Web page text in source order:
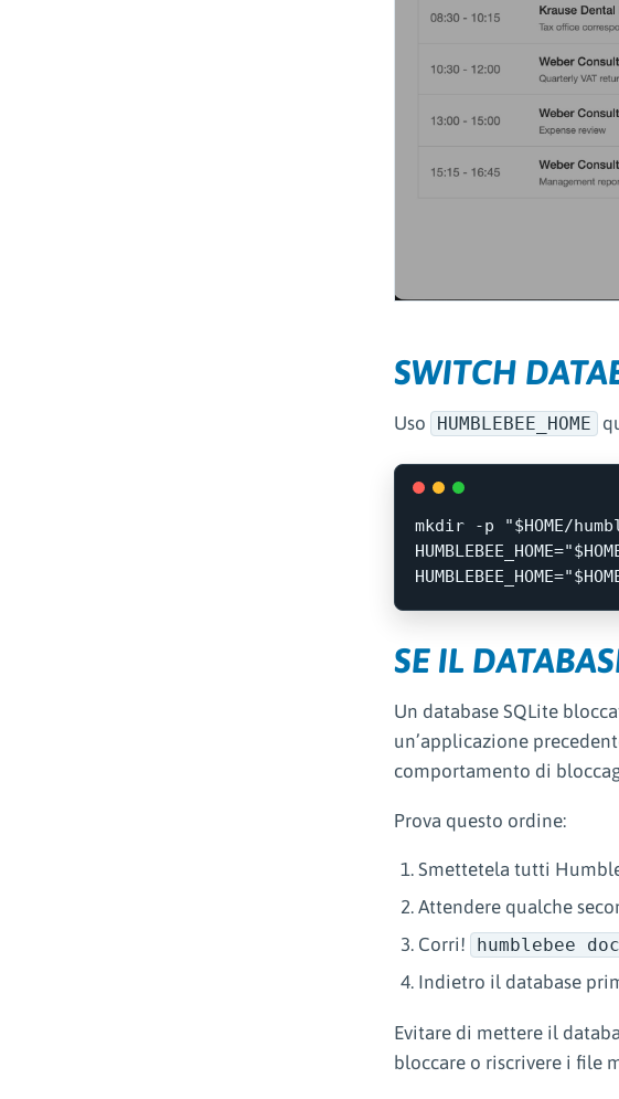
SWITCH
Uso HUMBLEBEE_HOME
mkdir -p "$HOME/
HUMBLEBEE_HOME="
HUMBLEBEE_HOME="
SE IL
Un database SQLite
un’applicazione
comportamento di
Prova questo ordine:
Smettetela tutti
Attendere qualche
Corri!
humblebee
Indietro il database
Evitare di mettere il
bloccare o riscrivere i file